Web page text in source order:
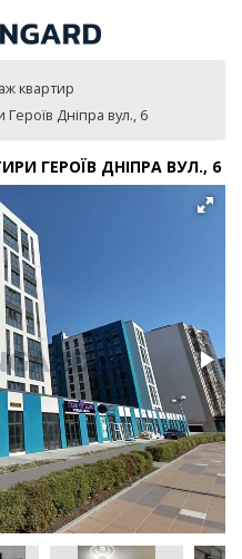
квартир
Дніпра вул., 6
ГЕРОЇВ ДНІПРА ВУЛ., 6